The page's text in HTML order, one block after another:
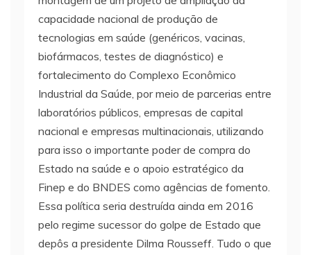
capacidade nacional de produção de
tecnologias em saúde (genéricos, vacinas,
biofármacos, testes de diagnóstico) e
fortalecimento do Complexo Econômico
Industrial da Saúde, por meio de parcerias entre
laboratórios públicos, empresas de capital
nacional e empresas multinacionais, utilizando
para isso o importante poder de compra do
Estado na saúde e o apoio estratégico da
Finep e do BNDES como agências de fomento.
Essa política seria destruída ainda em 2016
pelo regime sucessor do golpe de Estado que
depôs a presidente Dilma Rousseff. Tudo o que